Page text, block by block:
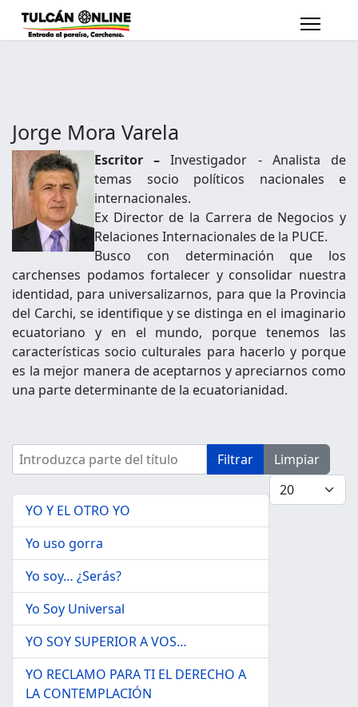
Jorge Mora Varela
Escritor – Investigador - Analista de
temas socio políticos nacionales e
internacionales.
Ex Director de la Carrera de Negocios y
Relaciones Internacionales de la PUCE.
Busco con determinación que los
carchenses podamos fortalecer y consolidar nuestra
identidad, para universalizarnos, para que la Provincia
del Carchi, se identifique y se distinga en el imaginario
ecuatoriano y en el mundo, porque tenemos las
características socio culturales para hacerlo y porque
es la mejor manera de aceptarnos y apreciarnos como
una parte determinante de la ecuatorianidad.
Introduzca parte del título Filtrar
Limpiar
Cantidad a
YO Y EL OTRO YO
Yo uso gorra
Yo soy… ¿Serás?
Yo Soy Universal
YO SOY SUPERIOR A VOS…
YO RECLAMO PARA TI EL DERECHO A
LA CONTEMPLACIÓN